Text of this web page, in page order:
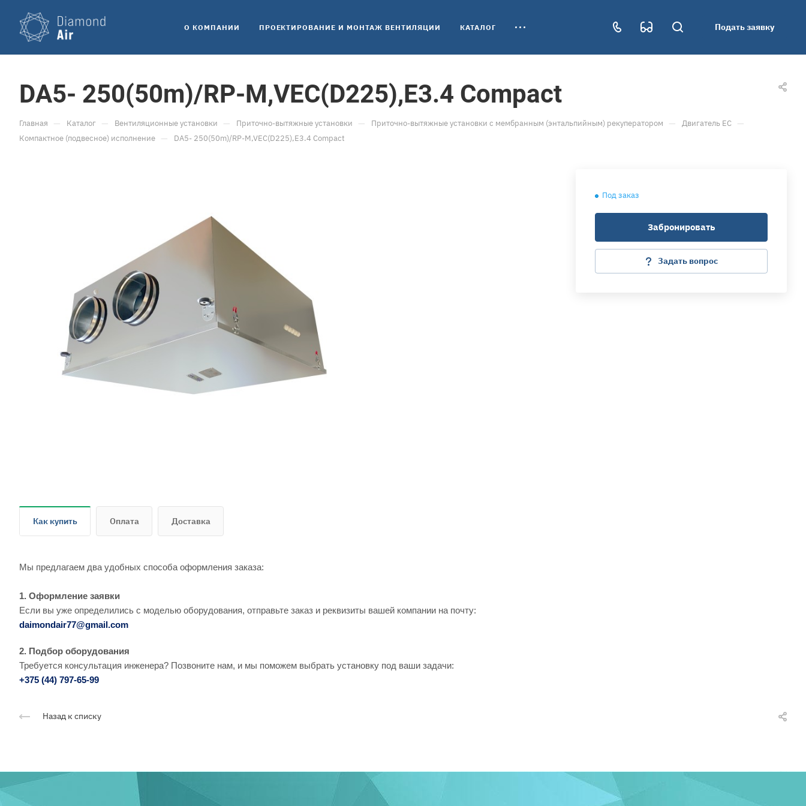
O КОМПАНИИ ПРОЕКТИРОВАНИЕ И МОНТАЖ ВЕНТИЛЯЦИИ КАТАЛОГ Подать заявку
DA5- 250(50m)/RP-M,VEC(D225),E3.4 Compact
Главная — Каталог — Вентиляционные установки — Приточно-вытяжные установки — Приточно-вытяжные установки с мембранным (энтальпийным) рекуператором — Двигатель ЕС —
Компактное (подвесное) исполнение — DA5- 250(50m)/RP-M,VEC(D225),E3.4 Compact
Под заказ
Забронировать
Задать вопрос
Как купить Оплата Доставка
Мы предлагаем два удобных способа оформления заказа:
1. Оформление заявки
Если вы уже определились с моделью оборудования, отправьте заказ и реквизиты вашей компании на почту:
daimondair77@gmail.com
2. Подбор оборудования
Требуется консультация инженера? Позвоните нам, и мы поможем выбрать установку под ваши задачи:
+375 (44) 797-65-99
Назад к списку